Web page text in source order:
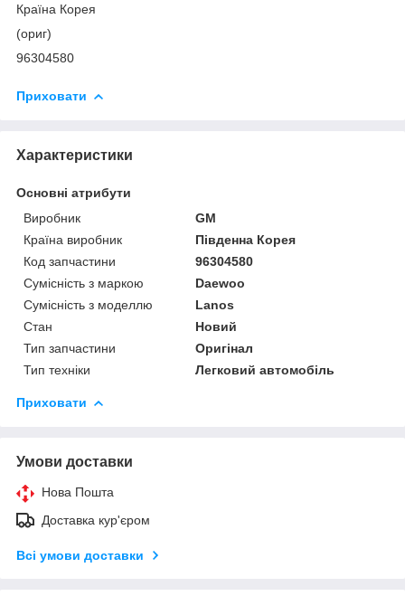
Країна Корея
(ориг)
96304580
Приховати
Характеристики
Основні атрибути
Виробник
GM
Країна виробник
Південна Корея
Код запчастини
96304580
Сумісність з маркою
Daewoo
Сумісність з моделлю
Lanos
Стан
Новий
Тип запчастини
Оригінал
Тип техніки
Легковий автомобіль
Приховати
Умови доставки
Нова Пошта
Доставка кур'єром
Всі умови доставки